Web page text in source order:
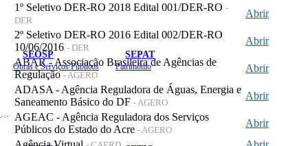
SEOSP
Obras e Serviços Públicos
SEPAT
Patrimônio
1º Seletivo DER-RO 2018 Edital 001/DER-RO -
DER
Abrir
2º Seletivo DER-RO 2016 Edital 002/DER-RO
10/06/2016 - DER
Abrir
ABAR - Associação Brasileira de Agências de
Regulação- AGERO
Abrir
ADASA - Agência Reguladora de Águas, Energia e
Saneamento Básico do DF - AGERO
Abrir
AGEAC - Agência Reguladora dos Serviços
Públicos do Estado do Acre - AGERO
Abrir